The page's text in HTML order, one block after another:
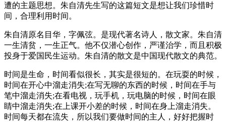
遭的主题思想。朱自清先生写的这篇短文是想让我们珍惜时
间，合理利用时间。
朱自清原名目华，字佩弦。是现代著名诗人，散文家。朱自清
一生清贫，一生正气。他不仅潜心创作，严谨治学，而且积极
投身于爱国民生运动。朱自清的散文是中国现代散文的典范。
时间是生命，时间看似很长，其实是很短的。在玩耍的时候，
时间在开心中溜走消失;在写无聊的东西的时候，时间在手与
笔中溜走消失;在看电视，玩手机，玩电脑的时候，时间在眼
睛中溜走消失;在上课开小差的时候，时间在身上溜走消失。
时间每天都在流失，所以我们要做时间的主人，好好把握时